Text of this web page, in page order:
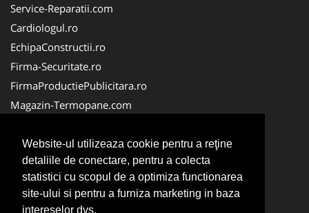
Website-ul utilizeaza cookie pentru a reţine
detaliile de conectare, pentru a colecta
statistici cu scopul de a optimiza functionarea
site-ului si pentru a furniza marketing in baza
intereselor dvs.
Service-Reparatii.com
Cardiologul.ro
EchipaConstructii.ro
Firma-Securitate.ro
FirmaProductiePublicitara.ro
Magazin-Termopane.com
CramaVinuri.ro
FirmaTractariAuto.ro
InstalatiiSolare.com
Pescaresc.ro